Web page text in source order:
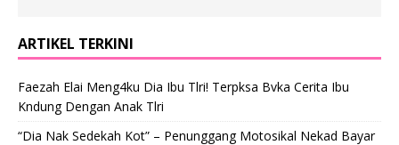
ARTIKEL TERKINI
Faezah Elai Meng4ku Dia Ibu Tlri! Terpksa Bvka Cerita Ibu
Kndung Dengan Anak Tlri
“Dia Nak Sedekah Kot” – Penunggang Motosikal Nekad Bayar